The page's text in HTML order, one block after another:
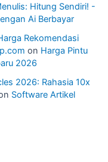
Hitung Sendiri! -
Ai Berbayar
Rekomendasi
on Harga Pintu
2026
2026: Rahasia 10x
Software Artikel